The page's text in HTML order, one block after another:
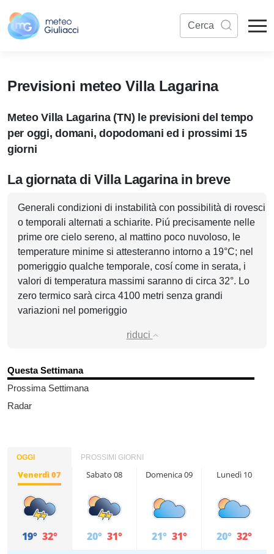
Previsioni meteo Villa Lagarina
Meteo Villa Lagarina (TN) le previsioni del tempo
per oggi, domani, dopodomani ed i prossimi 15
giorni
La giornata di Villa Lagarina in breve
Generali condizioni di instabilità con possibilità di rovesci
o temporali alternati a schiarite. Piú precisamente nelle
prime ore cielo sereno, al mattino poco nuvoloso, le
temperature minime si attesteranno intorno a 19°C; nel
pomeriggio qualche temporale, cosí come in serata, i
valori di temperatura massimi saranno di circa 32°. Lo
zero termico sarà circa 4100 metri senza grandi
variazioni nel pomeriggio
riduci
Questa Settimana
Prossima Settimana
Radar
OGGI PROSSIMI GIORNI
Venerdì 07
19° 32°
Sabato 08
20° 31°
Domenica 09
21° 31°
Lunedì 10
20° 32°